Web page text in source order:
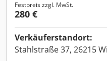
Festpreis zzgl. MwSt.
280 €
Verkäuferstandort:
Stahlstraße 37, 26215